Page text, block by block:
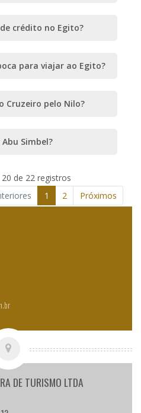
crédito no Egito?
para viajar ao Egito?
Cruzeiro pelo Nilo?
Simbel?
de 22 registros
1 2 Próximos
DE TURISMO LTDA